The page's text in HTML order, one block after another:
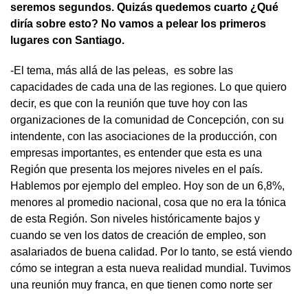
seremos segundos. Quizás quedemos cuarto ¿Qué
diría sobre esto? No vamos a pelear los primeros
lugares con Santiago.
-El tema, más allá de las peleas, es sobre las
capacidades de cada una de las regiones. Lo que quiero
decir, es que con la reunión que tuve hoy con las
organizaciones de la comunidad de Concepción, con su
intendente, con las asociaciones de la producción, con
empresas importantes, es entender que esta es una
Región que presenta los mejores niveles en el país.
Hablemos por ejemplo del empleo. Hoy son de un 6,8%,
menores al promedio nacional, cosa que no era la tónica
de esta Región. Son niveles históricamente bajos y
cuando se ven los datos de creación de empleo, son
asalariados de buena calidad. Por lo tanto, se está viendo
cómo se integran a esta nueva realidad mundial. Tuvimos
una reunión muy franca, en que tienen como norte ser